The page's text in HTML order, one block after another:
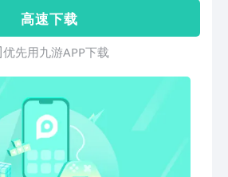
了快速模式、双人模式及阵容挑战赛等
精彩内容，赶紧体验！
高 速 下 载
优先用九游APP下载